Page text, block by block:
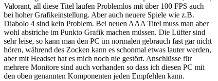
Valorant, all diese Titel laufen Problemlos mit über 100 FPS auch
bei hoher Grafikeinstellung. Aber auch neuere Spiele wie z.B.
Diabolo 4 sind kein Problem. Bei neuen AAA Titel muss man aber
wohl abstriche im Punkto Grafik machen müssen. Die Lüfter sind
sehr leise, so kann man den PC im normalen gebrauch fast gar nicht
hören, während des Zocken kann es schonmal etwas lauter werden,
aber mit Headset hat es mich noch nie gestört. Anschlüsse für
mehrere Monitore sind auch vorhanden so dass ich diesen PC mit
den oben genannten Komponenten jeden Empfehlen kann.